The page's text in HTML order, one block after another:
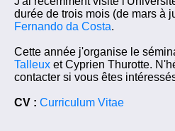
durée de trois mois (de mars à
Fernando da Costa.
Cette année j'organise le
Talleux et Cyprien Thurotte.
contacter si vous êtes
CV : Curriculum Vitae